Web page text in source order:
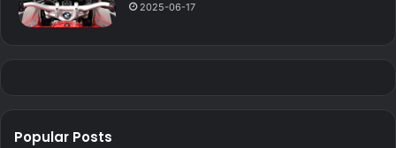
2025-06-17
Popular Posts